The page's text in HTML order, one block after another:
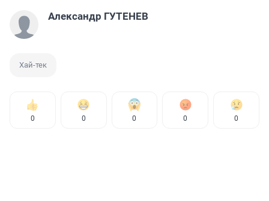
Александр ГУТЕНЕВ
Хай-тек
0 0 0 0 0